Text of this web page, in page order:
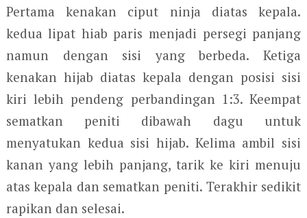
Pertama kenakan ciput ninja diatas kepala.
kedua lipat hiab paris menjadi persegi panjang
namun dengan sisi yang berbeda. Ketiga
kenakan hijab diatas kepala dengan posisi sisi
kiri lebih pendeng perbandingan 1:3. Keempat
sematkan peniti dibawah dagu untuk
menyatukan kedua sisi hijab. Kelima ambil sisi
kanan yang lebih panjang, tarik ke kiri menuju
atas kepala dan sematkan peniti. Terakhir sedikit
rapikan dan selesai.